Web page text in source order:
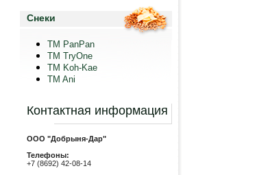
Снеки
TM PanPan
ТМ TryOne
ТМ Koh-Kae
TM Ani
Контактная информация
ООО "Добрыня-Дар"
Телефоны:
+7 (8692) 42-08-14